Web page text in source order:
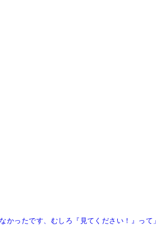
ったです、むしろ『見てください！』って」